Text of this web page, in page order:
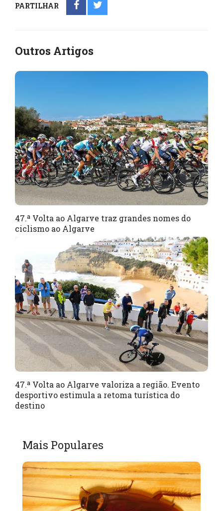
PARTILHAR
Outros Artigos
47.ª Volta ao Algarve traz grandes nomes do
ciclismo ao Algarve
47.ª Volta ao Algarve valoriza a região. Evento
desportivo estimula a retoma turística do
destino
Mais Populares